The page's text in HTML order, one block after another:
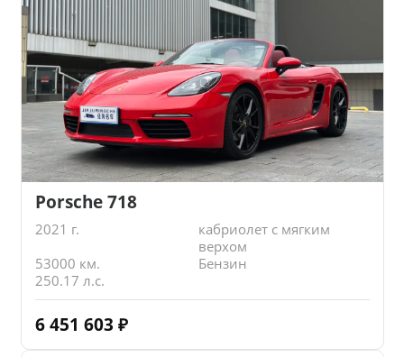
Porsche 718
2021 г.
кабриолет с мягким
верхом
53000 км.
Бензин
250.17 л.с.
6 451 603 ₽